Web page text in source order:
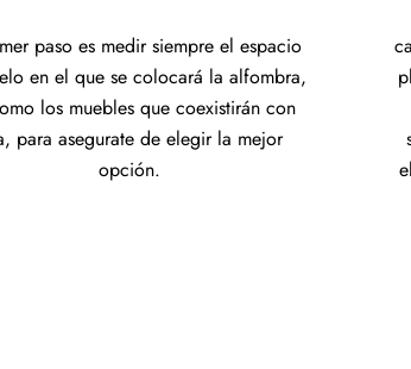
paso es medir siempre el espacio
en el que se colocará la alfombra,
los muebles que coexistirán con
para asegurate de elegir la mejor
opción.